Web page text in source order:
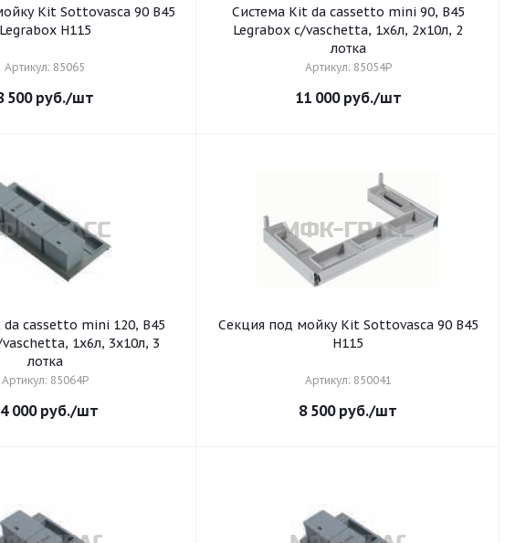
Kit Sottovasca 90 B45
Legrabox H115
Артикул: 85065
500руб./шт
Система Kit da cassetto mini 90, B45
Legrabox c/vaschetta, 1х6л, 2х10л, 2
лотка
Артикул: 85054P
11 000руб./шт
cassetto mini 120, B45
лотка
Артикул: 85064P
000руб./шт
Секция под мойку Kit Sottovasca 90 B45
H115
Артикул: 850041
8 500руб./шт